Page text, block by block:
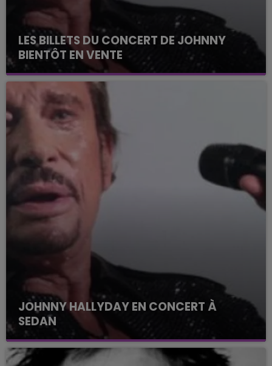
LES BILLETS DU CONCERT DE JOHNNY
BIENTÔT EN VENTE
JOHNNY HALLYDAY EN CONCERT À
SEDAN